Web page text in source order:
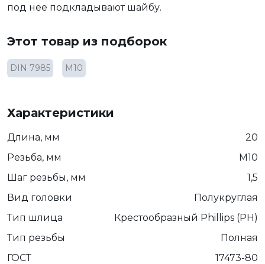
под нее подкладывают шайбу.
Этот товар из подборок
DIN 7985 М10
Характеристики
Длина, мм
20
Резьба, мм
М10
Шаг резьбы, мм
1,5
Вид головки
Полукруглая
Тип шлица
Крестообразный Phillips (PH)
Тип резьбы
Полная
ГОСТ
17473-80